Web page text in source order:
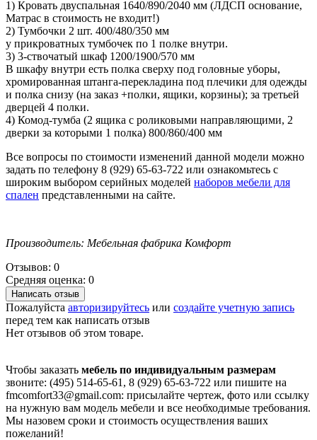
1) Кровать двуспальная 1640/890/2040 мм (ЛДСП основание,
Матрас в стоимость не входит!)
2) Тумбочки 2 шт. 400/480/350 мм
у прикроватных тумбочек по 1 полке внутри.
3) 3-ствочатый шкаф 1200/1900/570 мм
В шкафу внутри есть полка сверху под головные уборы,
хромированная штанга-перекладина под плечики для одежды
и полка снизу (на заказ +полки, ящики, корзины); за третьей
дверцей 4 полки.
4) Комод-тумба (2 ящика с роликовыми направляющими, 2
дверки за которыми 1 полка) 800/860/400 мм
Все вопросы по стоимости изменений данной модели можно
задать по телефону 8 (929) 65-63-722 или ознакомьтесь с
широким выбором серийных моделей наборов мебели для
спален представленными на сайте.
Производитель: Мебельная фабрика Комфорт
Отзывов: 0
Средняя оценка: 0
Написать отзыв
Пожалуйста авторизируйтесь или создайте учетную запись
перед тем как написать отзыв
Нет отзывов об этом товаре.
Чтобы заказать мебель по индивидуальным размерам
звоните: (495) 514-65-61, 8 (929) 65-63-722 или пишите на
fmcomfort33@gmail.com: присылайте чертеж, фото или ссылку
на нужную вам модель мебели и все необходимые требования.
Мы назовем сроки и стоимость осуществления ваших
пожеланий!